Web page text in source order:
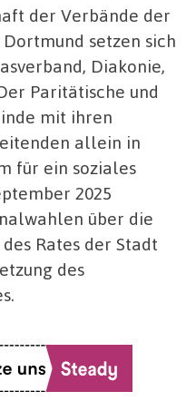
der Verbände der
setzen sich
Diakonie,
Paritätische und
mit ihren
allein in
für ein soziales
2025
über die
Rates der Stadt
des